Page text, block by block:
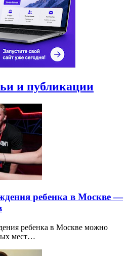
и публикации
ребенка в Москве —
ребенка в Москве можно
мест…